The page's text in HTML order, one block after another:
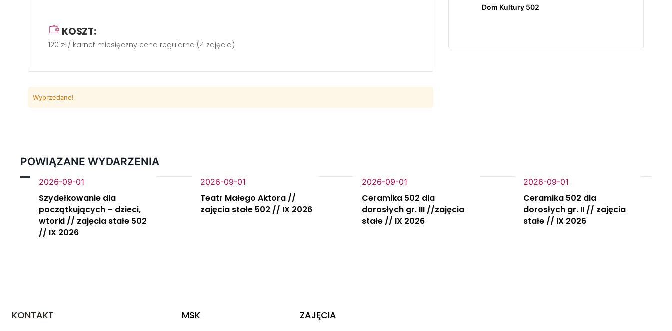
KOSZT:
120 zł / karnet miesięczny cena regularna (4 zajęcia)
Wyprzedane!
Dom Kultury 502
POWIĄZANE WYDARZENIA
2026-09-01
Szydełkowanie dla
początkujących – dzieci,
wtorki // zajęcia stałe 502
// IX 2026
2026-09-01
Teatr Małego Aktora //
zajęcia stałe 502 // IX 2026
2026-09-01
Ceramika 502 dla
dorosłych gr. III //zajęcia
stałe // IX 2026
2026-09-01
Ceramika 502 dla
dorosłych gr. II // zajęcia
stałe // IX 2026
KONTAKT MSK ZAJĘCIA